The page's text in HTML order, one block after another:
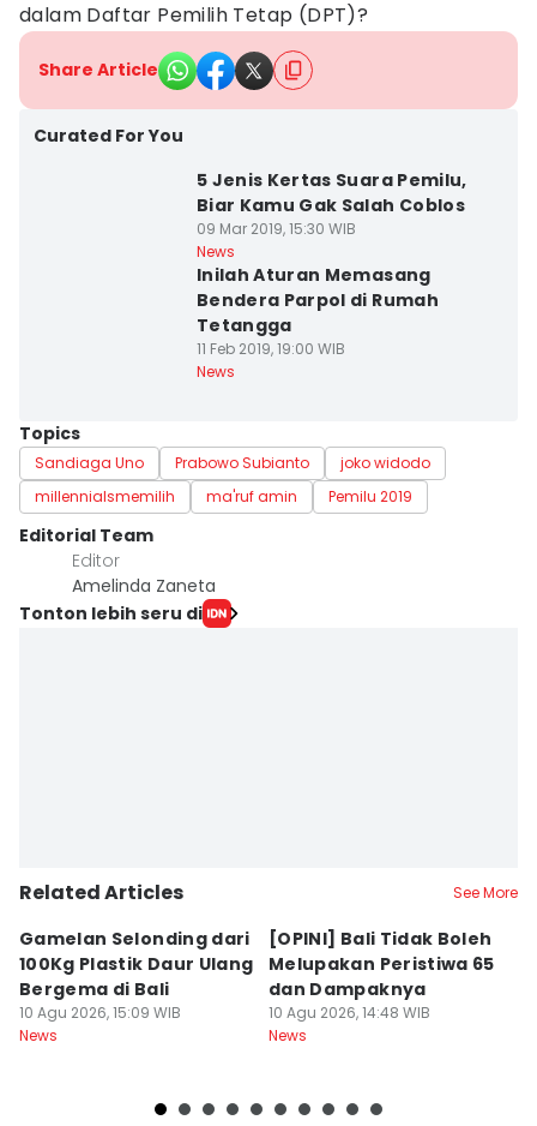
dalam Daftar Pemilih Tetap (DPT)?
Share Article
Curated For You
5 Jenis Kertas Suara Pemilu,
Biar Kamu Gak Salah Coblos
09 Mar 2019, 15:30 WIB
News
Inilah Aturan Memasang
Bendera Parpol di Rumah
Tetangga
11 Feb 2019, 19:00 WIB
News
Topics
Sandiaga Uno Prabowo Subianto
joko widodo
millennialsmemilih
ma'ruf amin Pemilu 2019
Editorial Team
Editor
Amelinda Zaneta
Tonton lebih seru di
Related Articles See More
Gamelan Selonding dari
100Kg Plastik Daur Ulang
Bergema di Bali
10 Agu 2026, 15:09 WIB
News
[OPINI] Bali Tidak Boleh
Melupakan Peristiwa 65
dan Dampaknya
10 Agu 2026, 14:48 WIB
News